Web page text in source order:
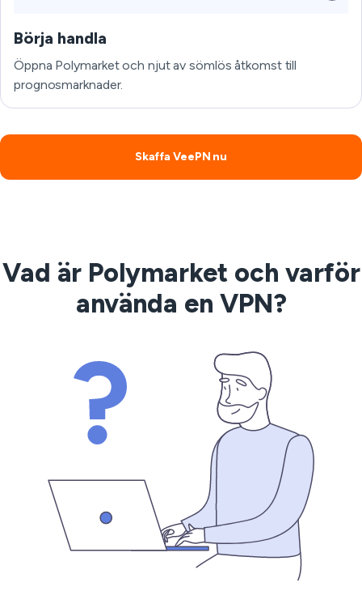
Börja handla
Öppna Polymarket och njut av sömlös åtkomst till
prognosmarknader.
Skaffa VeePN nu
Vad är Polymarket och varför
använda en VPN?